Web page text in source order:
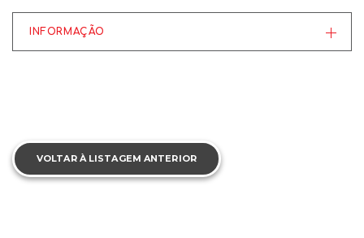
INFORMAÇÃO
VOLTAR À LISTAGEM ANTERIOR